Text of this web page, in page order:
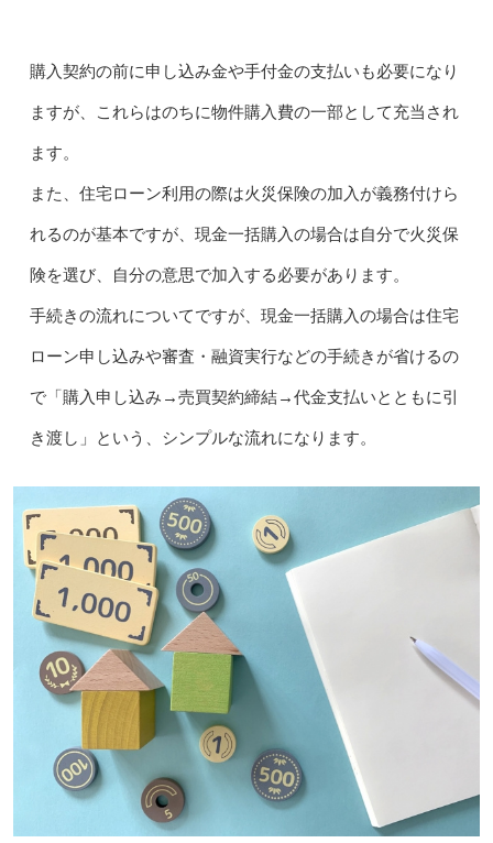
購入契約の前に申し込み金や手付金の支払いも必要になり
ますが、これらはのちに物件購入費の一部として充当され
ます。
また、住宅ローン利用の際は火災保険の加入が義務付けら
れるのが基本ですが、現金一括購入の場合は自分で火災保
険を選び、自分の意思で加入する必要があります。
手続きの流れについてですが、現金一括購入の場合は住宅
ローン申し込みや審査・融資実行などの手続きが省けるの
で「購入申し込み→売買契約締結→代金支払いとともに引
き渡し」という、シンプルな流れになります。